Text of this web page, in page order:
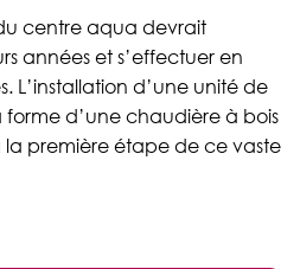
centre aqua devrait
années et s’effectuer en
L’installation d’une unité de
forme d’une chaudière à bois
la première étape de ce vaste